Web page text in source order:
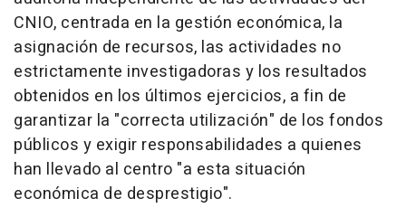
CNIO, centrada en la gestión económica, la
asignación de recursos, las actividades no
estrictamente investigadoras y los resultados
obtenidos en los últimos ejercicios, a fin de
garantizar la "correcta utilización" de los fondos
públicos y exigir responsabilidades a quienes
han llevado al centro "a esta situación
económica de desprestigio".